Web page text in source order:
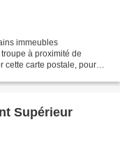
immeubles
à proximité de
cette carte postale, pour
Supérieur